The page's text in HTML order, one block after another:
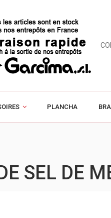
PLANCHA
SEL DE